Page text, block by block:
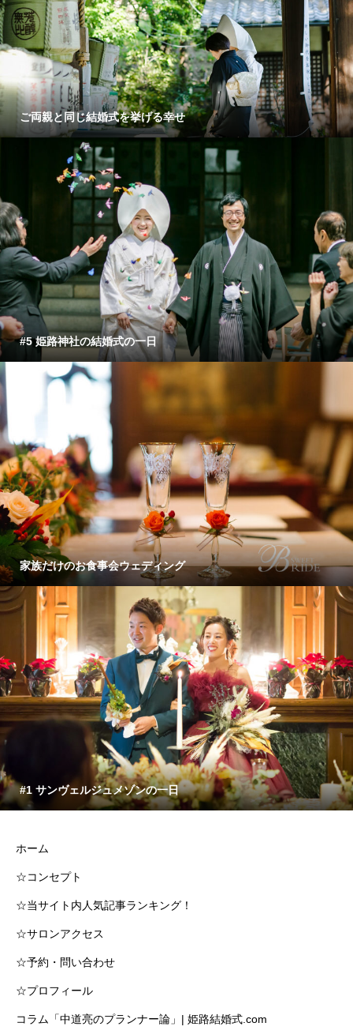
ご両親と同じ結婚式を挙げる幸せ
#5 姫路神社の結婚式の一日
家族だけのお食事会ウェディング
#1 サンヴェルジュメゾンの一日
ホーム
☆コンセプト
☆当サイト内人気記事ランキング！
☆サロンアクセス
☆予約・問い合わせ
☆プロフィール
コラム「中道亮のプランナー論」| 姫路結婚式.com